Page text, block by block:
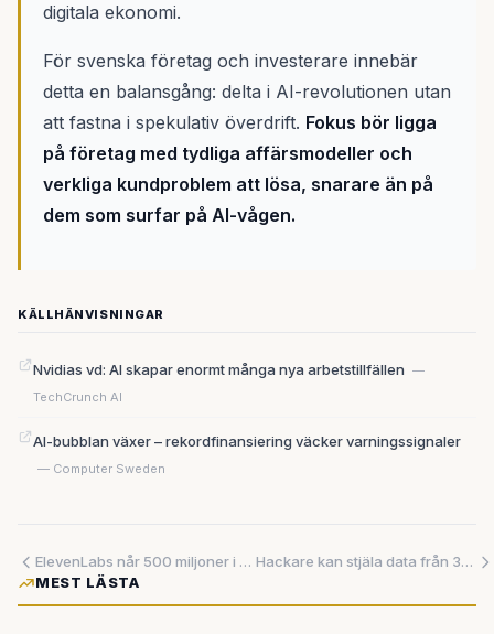
digitala ekonomi.
För svenska företag och investerare innebär
detta en balansgång: delta i AI-revolutionen utan
att fastna i spekulativ överdrift. Fokus bör ligga
på företag med tydliga affärsmodeller och
verkliga kundproblem att lösa, snarare än på
dem som surfar på AI-vågen.
KÄLLHÄNVISNINGAR
Nvidias vd: AI skapar enormt många nya arbetstillfällen —
TechCrunch AI
AI-bubblan växer – rekordfinansiering väcker varningssignaler
— Computer Sweden
ElevenLabs når 500 miljoner i årliga intäkter – svenska AI-bolag rider på vågen
Hackare kan stjäla data från 300 000 AI-servrar med tre enkla kommandon
MEST LÄSTA